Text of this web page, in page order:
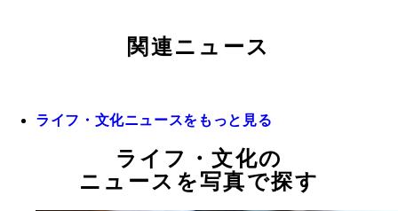
関連ニュース
ライフ・文化ニュースをもっと見る
ライフ・文化の
ニュースを写真で探す